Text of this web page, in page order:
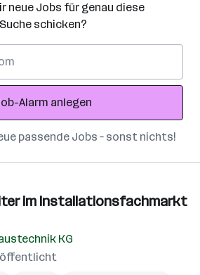
neue Jobs für genau diese
Suche schicken?
Alarm anlegen
passende Jobs – sonst nichts!
im Installationsfachmarkt
KG